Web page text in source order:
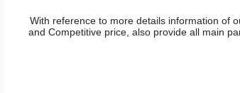
With reference to more details information of
and Competitive price, also provide all main